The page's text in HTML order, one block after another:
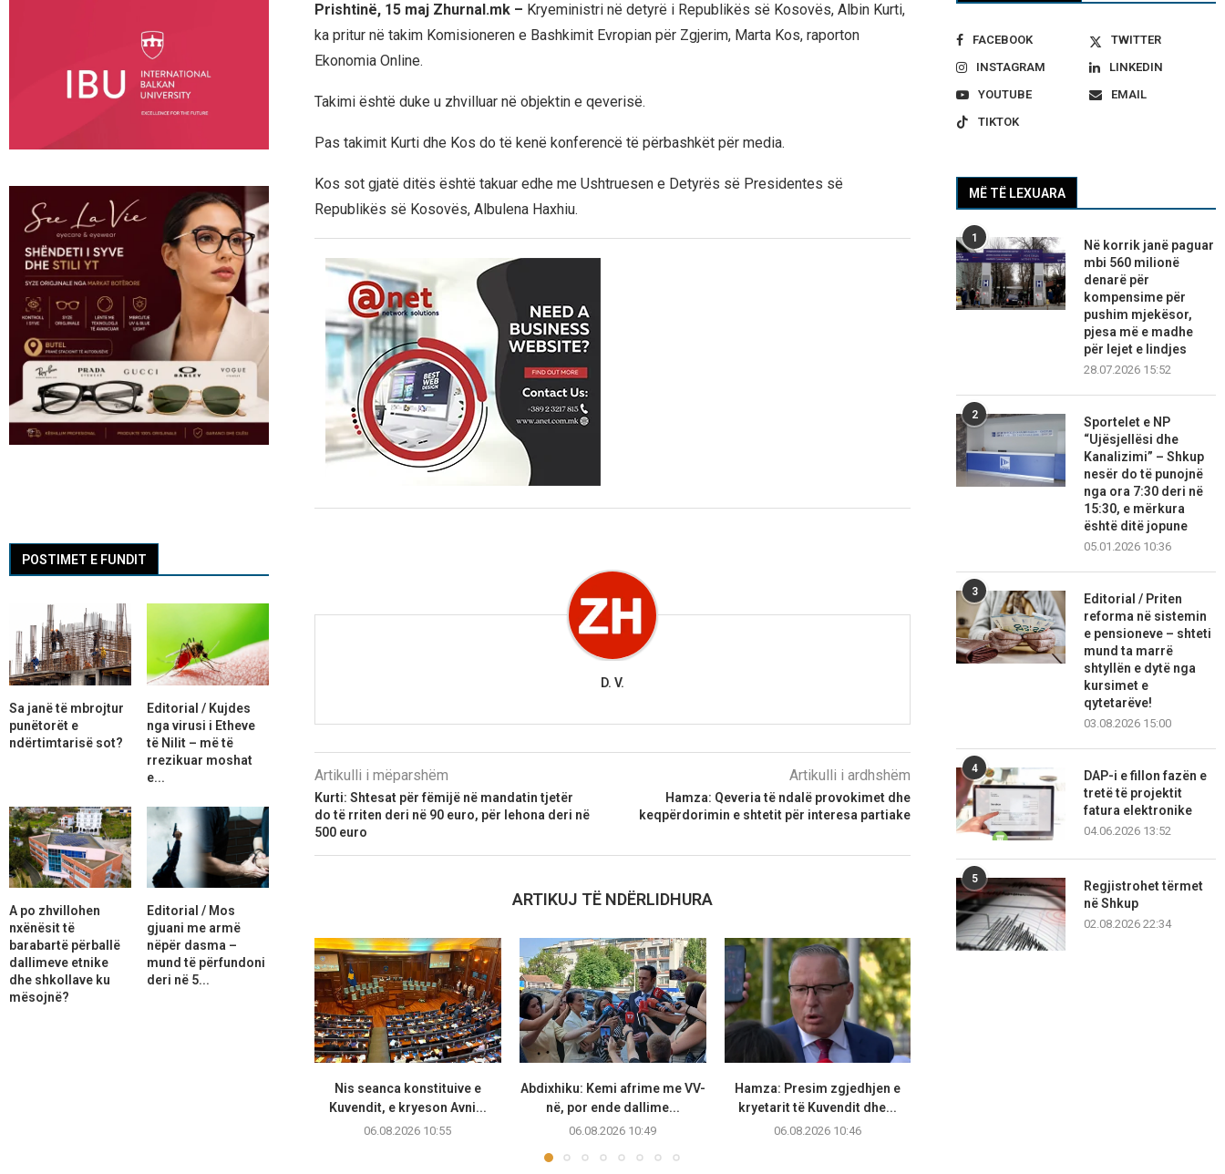
Prishtinë, 15 maj Zhurnal.mk – Kryeministri në detyrë i Republikës së Kosovës, Albin Kurti,
ka pritur në takim Komisioneren e Bashkimit Evropian për Zgjerim, Marta Kos, raporton
Ekonomia Online.
Takimi është duke u zhvilluar në objektin e qeverisë.
Pas takimit Kurti dhe Kos do të kenë konferencë të përbashkët për media.
Kos sot gjatë ditës është takuar edhe me Ushtruesen e Detyrës së Presidentes së
Republikës së Kosovës, Albulena Haxhiu.
D. V.
Artikulli i mëparshëm
Kurti: Shtesat për fëmijë në mandatin tjetër
do të rriten deri në 90 euro, për lehona deri në
500 euro
Artikulli i ardhshëm
Hamza: Qeveria të ndalë provokimet dhe
keqpërdorimin e shtetit për interesa partiake
ARTIKUJ TË NDËRLIDHURA
Nis seanca konstituive e
Kuvendit, e kryeson Avni...
06.08.2026 10:55
Abdixhiku: Kemi afrime me VV-
në, por ende dallime...
06.08.2026 10:49
Hamza: Presim zgjedhjen e
kryetarit të Kuvendit dhe...
06.08.2026 10:46
FACEBOOK
TWITTER
INSTAGRAM
LINKEDIN
YOUTUBE
EMAIL
TIKTOK
MË TË LEXUARA
1
Në korrik janë paguar
mbi 560 milionë
denarë për
kompensime për
pushim mjekësor,
pjesa më e madhe
për lejet e lindjes
28.07.2026 15:52
2
Sportelet e NP
“Ujësjellësi dhe
Kanalizimi” – Shkup
nesër do të punojnë
nga ora 7:30 deri në
15:30, e mërkura
është ditë jopune
05.01.2026 10:36
3
Editorial / Priten
reforma në sistemin
e pensioneve – shteti
mund ta marrë
shtyllën e dytë nga
kursimet e
qytetarëve!
03.08.2026 15:00
4
DAP-i e fillon fazën e
tretë të projektit
fatura elektronike
04.06.2026 13:52
5
Regjistrohet tërmet
në Shkup
02.08.2026 22:34
POSTIMET E FUNDIT
Sa janë të mbrojtur
punëtorët e
ndërtimtarisë sot?
Editorial / Kujdes
nga virusi i Etheve
të Nilit – më të
rrezikuar moshat
e...
A po zhvillohen
nxënësit të
barabartë përballë
dallimeve etnike
dhe shkollave ku
mësojnë?
Editorial / Mos
gjuani me armë
nëpër dasma –
mund të përfundoni
deri në 5...